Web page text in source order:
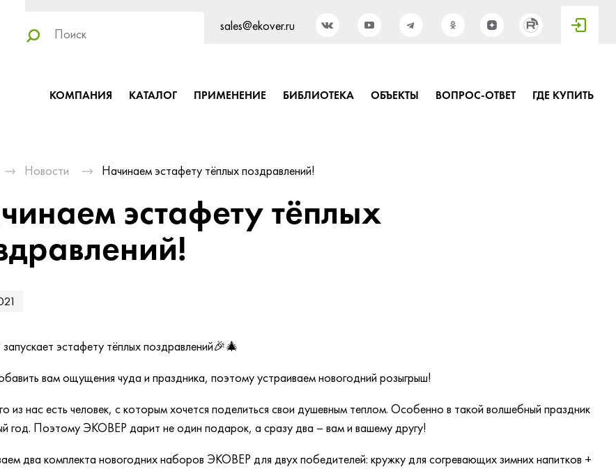
sales@ekover.ru
КОМПАНИЯ КАТАЛОГ ПРИМЕНЕНИЕ БИБЛИОТЕКА ОБЪЕКТЫ ВОПРОС-ОТВЕТ ГДЕ КУПИТЬ
Новости Начинаем эстафету тёплых поздравлений!
эстафету тёплых
эстафету тёплых поздравлений🎉🎄
вам ощущения чуда и праздника, поэтому устраиваем новогодний розыгрыш!
из нас есть человек, с которым хочется поделиться свои душевным теплом. Особенно в такой волшебный праздник
год. Поэтому ЭКОВЕР дарит не один подарок, а сразу два – вам и вашему другу!
два комплекта новогодних наборов ЭКОВЕР для двух победителей: кружку для согревающих зимних напитков +